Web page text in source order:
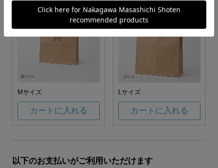
Mサイズ
カートに入れる
Lサイズ
カートに入れる
以下のお支払いがご利用いただけます